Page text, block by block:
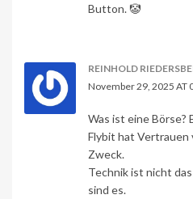
Button. 🤡
REINHOLD
November 29, 2025 AT
Was ist eine Börse?
Flybit hat Vertrauen
Zweck.
Technik ist nicht
sind es.